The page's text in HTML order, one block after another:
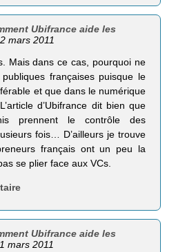
Ubifrance aide les
mars 2011
Mais dans ce cas, pourquoi ne
françaises puisque le
et que dans le numérique
d’Ubifrance dit bien que
prennent le contrôle des
fois… D’ailleurs je trouve
français ont un peu la
se plier face aux VCs.
Ubifrance aide les
mars 2011